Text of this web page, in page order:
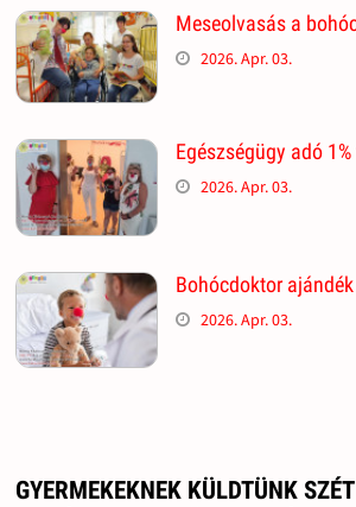
Meseolvasás a
2026. Apr. 03.
Egészségügy adó
2026. Apr. 03.
Bohócdoktor ajándék
2026. Apr. 03.
GYERMEKEKNEK KÜLDTÜNK